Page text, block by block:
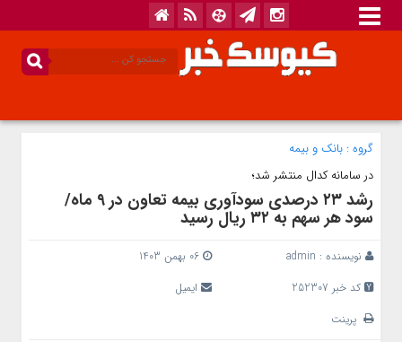
گروه : بانک‌ و بیمه
در سامانه کدال منتشر شد؛
رشد ۲۳ درصدی سودآوری بیمه تعاون در ۹ ماه/
سود هر سهم به ۳۲ ریال رسید
نویسنده : admin
06 بهمن 1403
کد خبر 252307
ایمیل
پرینت